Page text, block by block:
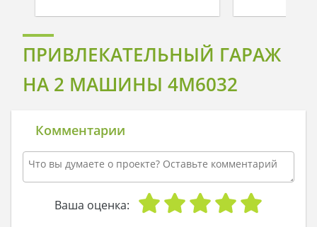
ПРИВЛЕКАТЕЛЬНЫЙ ГАРАЖ
НА 2 МАШИНЫ 4M6032
Комментарии
Ваша оценка: